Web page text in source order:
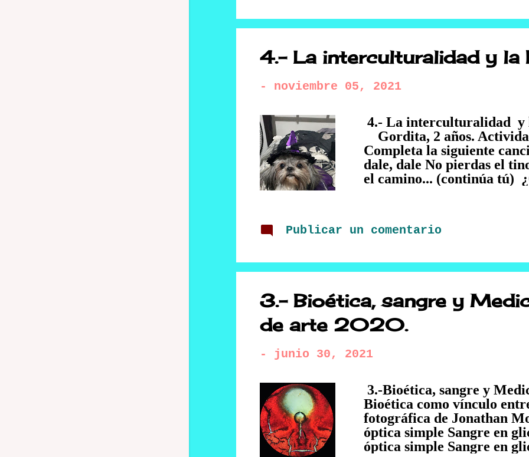
los médicos: ¿dar o no
sabiendo que dar consulta
correcto en lo profesional,
la relación. • 👶 Lo que le
4.- La interculturalidad y la
- noviembre 05, 2021
4.- La
Gordita, 2 años.
Completa la siguiente
dale, dale No pierdas el
el camino... (continúa tú)
conejo Blás. c)Dale, dale,
quítenle el palo porque
eres? Interculturalidad
la posibilidad de generar
compartidas, a través del
existen culturas mejores
Publicar un comentario
3.- Bioética, sangre y
de arte 2020.
- junio 30, 2021
3.-Bioética, sangre y
Bioética como vínculo
fotográfica de Jonathan
óptica simple Sangre en
óptica simple Sangre en